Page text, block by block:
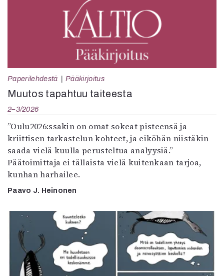
Paperilehdestä Pääkirjoitus
Muutos tapahtuu taiteesta
2–3/2026
”Oulu2026:ssakin on omat sokeat pisteensä ja
kriittisen tarkastelun kohteet, ja eiköhän niistäkin
saada vielä kuulla perusteltua analyysiä.”
Päätoimittaja ei tällaista vielä kuitenkaan tarjoa,
kunhan harhailee.
Paavo J. Heinonen